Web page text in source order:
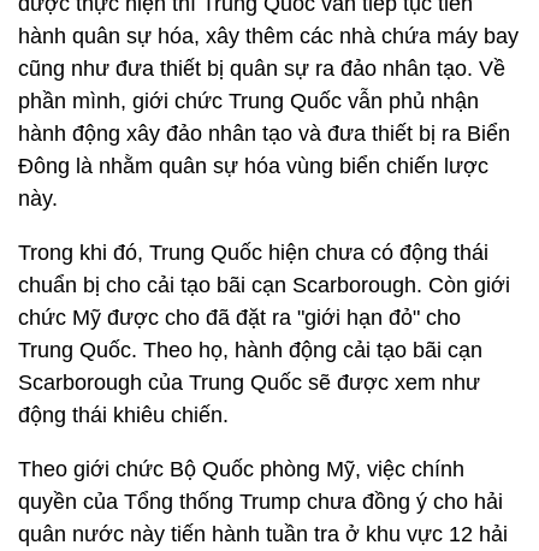
hành quân sự hóa, xây thêm các nhà chứa máy bay
cũng như đưa thiết bị quân sự ra đảo nhân tạo. Về
phần mình, giới chức Trung Quốc vẫn phủ nhận
hành động xây đảo nhân tạo và đưa thiết bị ra Biển
Đông là nhằm quân sự hóa vùng biển chiến lược
này.
Trong khi đó, Trung Quốc hiện chưa có động thái
chuẩn bị cho cải tạo bãi cạn Scarborough. Còn giới
chức Mỹ được cho đã đặt ra "giới hạn đỏ" cho
Trung Quốc. Theo họ, hành động cải tạo bãi cạn
Scarborough của Trung Quốc sẽ được xem như
động thái khiêu chiến.
Theo giới chức Bộ Quốc phòng Mỹ, việc chính
quyền của Tổng thống Trump chưa đồng ý cho hải
quân nước này tiến hành tuần tra ở khu vực 12 hải